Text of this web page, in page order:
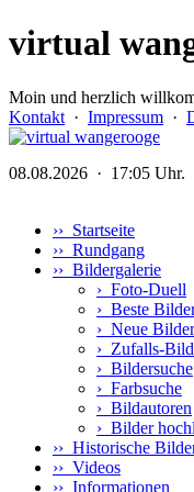
virtual
Moin und herzlich
Kontakt · Impressum ·
08.08.2026 · 17:05 Uhr.
›› Startseite
›› Rundgang
›› Bildergalerie
› Foto-Duell
› Beste
› Neue Bilder
› Zufalls-
› Bildersuche
› Farbsuche
› Bildautoren
› Bilder
›› Historische
›› Videos
›› Informationen